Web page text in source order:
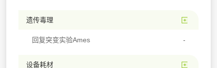
遗传毒理
回复突变实验Ames
设备耗材